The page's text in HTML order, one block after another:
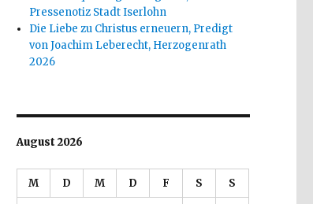
Pressenotiz Stadt Iserlohn
Die Liebe zu Christus erneuern, Predigt
von Joachim Leberecht, Herzogenrath
2026
August 2026
M D M D F S S